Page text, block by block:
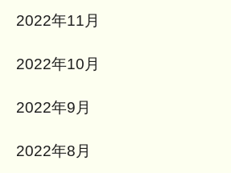
2022年11月
2022年10月
2022年9月
2022年8月